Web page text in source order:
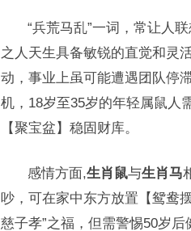
“兵荒马乱”一词，常让人
之人天生具备敏锐的直觉和灵
动，事业上虽可能遭遇团队停
机，18岁至35岁的年轻属鼠人
【聚宝盆】稳固财库。
感情方面,生肖鼠与生肖马
吵，可在家中东方放置【鸳鸯
慈子孝”之福，但需警惕50岁后